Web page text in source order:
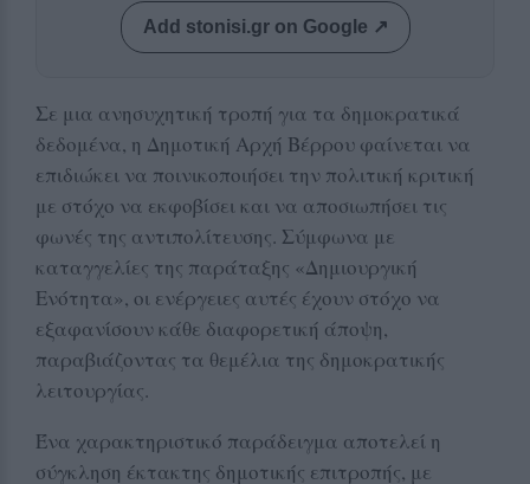
Add stonisi.gr on Google ↗
Σε μια ανησυχητική τροπή για τα δημοκρατικά
δεδομένα, η Δημοτική Αρχή Βέρρου φαίνεται να
επιδιώκει να ποινικοποιήσει την πολιτική κριτική
με στόχο να εκφοβίσει και να αποσιωπήσει τις
φωνές της αντιπολίτευσης. Σύμφωνα με
καταγγελίες της παράταξης «Δημιουργική
Ενότητα», οι ενέργειες αυτές έχουν στόχο να
εξαφανίσουν κάθε διαφορετική άποψη,
παραβιάζοντας τα θεμέλια της δημοκρατικής
λειτουργίας.
Ένα χαρακτηριστικό παράδειγμα αποτελεί η
σύγκληση έκτακτης δημοτικής επιτροπής, με